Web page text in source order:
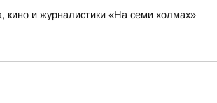
и журналистики «На семи холмах»